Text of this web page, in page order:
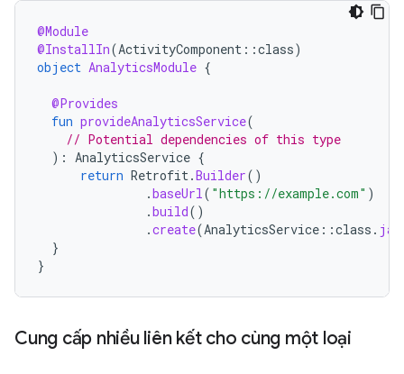
@Module
@InstallIn(ActivityComponent ::class)
object AnalyticsModule {
@Provides
fun provideAnalyticsService(
// Potential dependencies of this type
): AnalyticsService {
return Retrofit.Builder()
.baseUrl( "https://example.com" )
.build()
.create(AnalyticsService ::class .
}
}
Cung cấp nhiều liên kết cho cùng một loại